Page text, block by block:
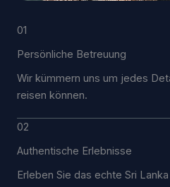
01
Persönliche Betreuung
Wir kümmern uns um jedes
reisen können.
02
Authentische Erlebnisse
Erleben Sie das echte Sri